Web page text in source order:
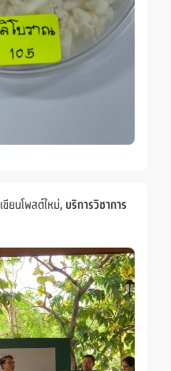
เขียนโพสต์ใหม่, บริการวิชาการ